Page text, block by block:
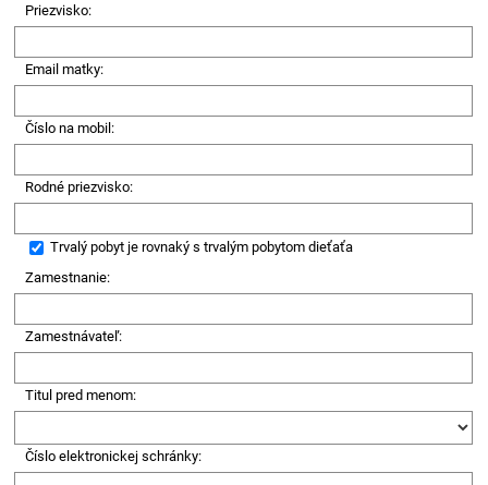
Priezvisko:
Email matky:
Číslo na mobil:
Rodné priezvisko:
Trvalý pobyt je rovnaký s trvalým pobytom dieťaťa
Zamestnanie:
Zamestnávateľ:
Titul pred menom:
Číslo elektronickej schránky: